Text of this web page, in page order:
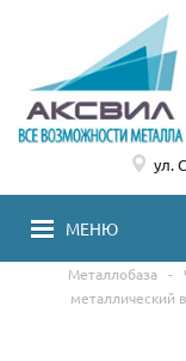
МЕНЮ
ул.
Металлобаза -
металлический